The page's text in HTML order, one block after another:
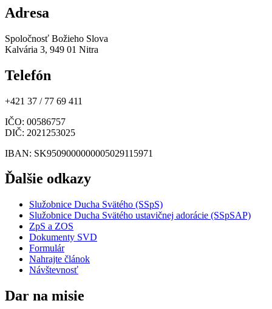
Adresa
Spoločnosť Božieho Slova
Kalvária 3, 949 01 Nitra
Telefón
+421 37 / 77 69 411
IČO: 00586757
DIČ: 2021253025
IBAN: SK9509000000005029115971
Ďalšie odkazy
Služobnice Ducha Svätého (SSpS)
Služobnice Ducha Svätého ustavičnej adorácie (SSpSAP)
ZpS a ZOS
Dokumenty SVD
Formulár
Nahrajte článok
Návštevnosť
Dar na misie